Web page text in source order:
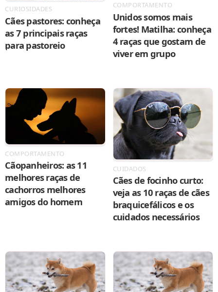
CURIOSIDADES
Cães pastores: conheça
as 7 principais raças
para pastoreio
COMPORTAMENTO
Unidos somos mais
fortes! Matilha: conheça
4 raças que gostam de
viver em grupo
COMPORTAMENTO
Cãopanheiros: as 11
melhores raças de
cachorros melhores
amigos do homem
CUIDADOS
Cães de focinho curto:
veja as 10 raças de cães
braquicefálicos e os
cuidados necessários